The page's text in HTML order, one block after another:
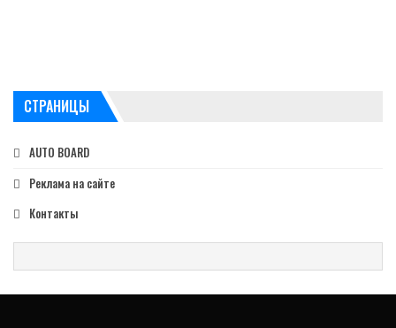
СТРАНИЦЫ
AUTO BOARD
Реклама на сайте
Контакты